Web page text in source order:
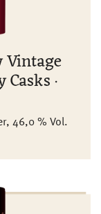
Vintage
·
46,0 % Vol.